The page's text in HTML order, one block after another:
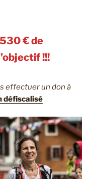
€ de
!!!
effectuer un don à
défiscalisé